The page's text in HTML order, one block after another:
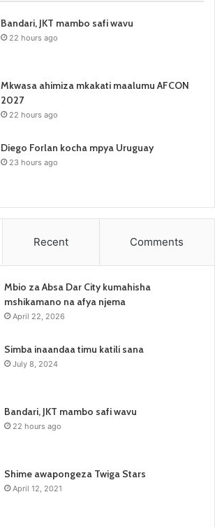
Bandari, JKT mambo safi wavu
22 hours ago
Mkwasa ahimiza mkakati maalumu AFCON
2027
22 hours ago
Diego Forlan kocha mpya Uruguay
23 hours ago
Recent Comments
Mbio za Absa Dar City kumahisha
mshikamano na afya njema
April 22, 2026
Simba inaandaa timu katili sana
July 8, 2024
Bandari, JKT mambo safi wavu
22 hours ago
Shime awapongeza Twiga Stars
April 12, 2021